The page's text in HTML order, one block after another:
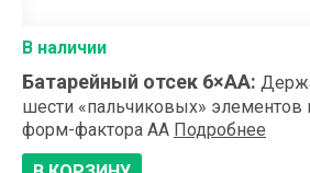
В наличии
Батарейный отсек 6×АA:
шести «пальчиковых» элементов
форм-фактора AA Подробнее